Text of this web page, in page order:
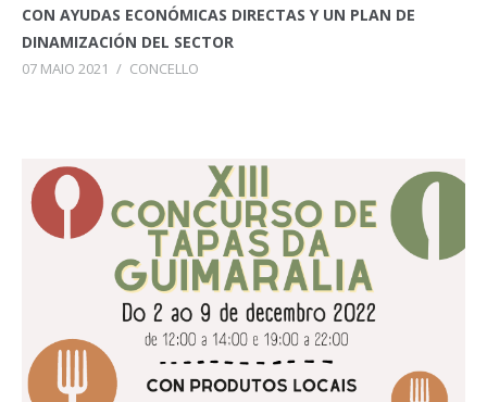
CON AYUDAS ECONÓMICAS DIRECTAS Y UN PLAN DE
DINAMIZACIÓN DEL SECTOR
07 MAIO 2021 / CONCELLO